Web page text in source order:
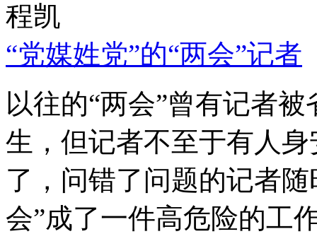
程凯
“党媒姓党”的“两会”记者
以往的“两会”曾有记者
生，但记者不至于有人
了，问错了问题的记者
会”成了一件高危险的工